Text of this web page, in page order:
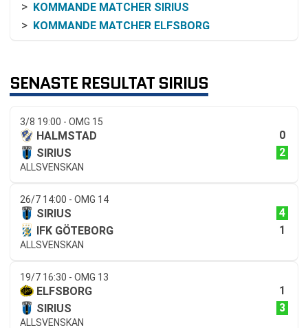
KOMMANDE MATCHER SIRIUS
KOMMANDE MATCHER ELFSBORG
SENASTE RESULTAT SIRIUS
3/8 19:00 - OMG 15
HALMSTAD
0
SIRIUS
2
ALLSVENSKAN
26/7 14:00 - OMG 14
SIRIUS
4
IFK GÖTEBORG
1
ALLSVENSKAN
19/7 16:30 - OMG 13
ELFSBORG
1
SIRIUS
3
ALLSVENSKAN